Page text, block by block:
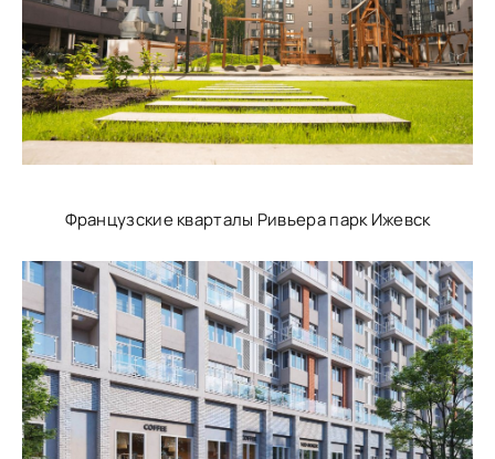
Французские кварталы Ривьера парк Ижевск